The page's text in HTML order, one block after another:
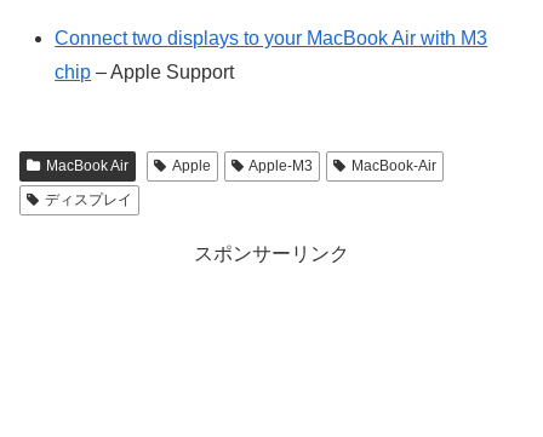
Connect two displays to your MacBook Air with M3
chip – Apple Support
MacBook Air Apple Apple-M3
MacBook-Air
ディスプレイ
スポンサーリンク